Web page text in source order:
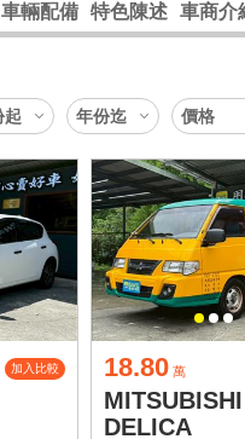
車輛配備 特色陳述 車商介
加入比較 18.80 萬
MITSUBISHI
DELICA